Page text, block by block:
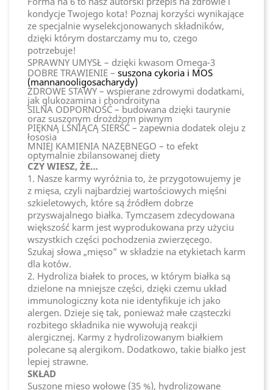
kondycje Twojego kota! Poznaj korzyści wynikające
ze specjalnie wyselekcjonowanych składników,
dzięki którym dostarczamy mu to, czego
potrzebuje!
SPRAWNY UMYSŁ – dzięki kwasom Omega-3
DOBRE TRAWIENIE – suszona cykoria i MOS
(mannanooligosacharydy)
ZDROWE STAWY – wspierane zdrowymi dodatkami,
jak glukozamina i chondroityna
SILNA ODPORNOŚĆ – budowana dzięki taurynie
oraz suszonym drożdżom piwnym
PIĘKNĄ LŚNIĄCĄ SIERŚĆ – zapewnia dodatek oleju z
łososia
MNIEJ KAMIENIA NAZĘBNEGO – to efekt
optymalnie zbilansowanej diety
CZY WIESZ, ŻE…
1. Nasze karmy wyróżnia to, że przygotowujemy je
z mięsa, czyli najbardziej wartościowych mięśni
szkieletowych, które są źródłem dobrze
przyswajalnego białka. Tymczasem zdecydowana
większość karm jest wyprodukowana przy użyciu
wszystkich części pochodzenia zwierzęcego.
Szukaj słowa „mięso” w składzie na etykietach karm
dla kotów.
2. Hydroliza białek to proces, w którym białka są
dzielone na mniejsze części, dzięki czemu układ
immunologiczny kota nie identyfikuje ich jako
alergen. Dzieje się tak, ponieważ małe cząsteczki
rozbitego składnika nie wywołują reakcji
alergicznej. Karmy z hydrolizowanym białkiem
polecane są alergikom. Dodatkowo, takie białko jest
lepiej strawne.
SKŁAD
Suszone mięso wołowe (35 %), hydrolizowane